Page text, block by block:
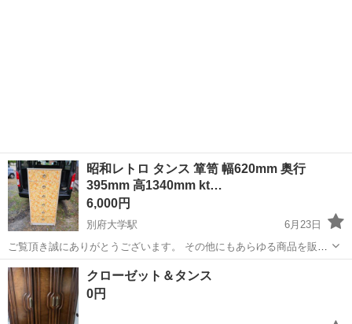
昭和レトロ タンス 箪笥 幅620mm 奥行
395mm 高1340mm kt…
6,000円
別府大学駅
6月23日
ご覧頂き誠にありがとうございます。 その他にもあらゆる商品を販売
しております。 よろしければ商品一覧ページをご覧下さい(^-^)
https://jmty.jp/s/profiles/60ae33e186b27139d1...
大分 別府市 別府大学駅 収納家具
クローゼット＆タンス
0円